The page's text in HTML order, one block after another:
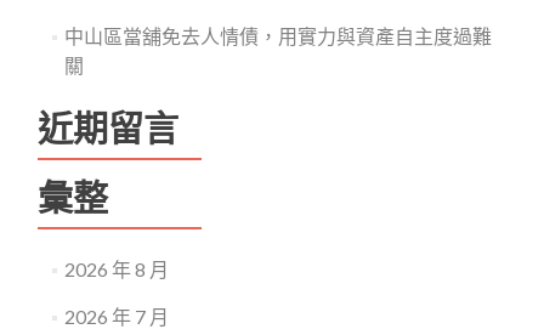
中山區當舖免去人情債，用實力與資產自主度過難
關
近期留言
彙整
2026 年 8 月
2026 年 7 月